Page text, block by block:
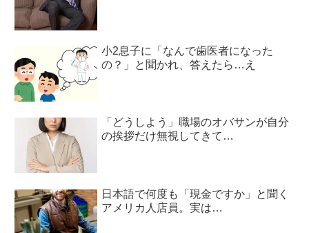
小2息子に「なんで歯医者になった
の？」と聞かれ、答えたら…え
「どうしよう」職場のオバサンが自分
の挨拶だけ無視してきて…
日本語で何度も「現金ですか」と聞く
アメリカ人店員。実は…